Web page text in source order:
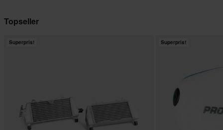
Topseller
Superpris! Superpris!